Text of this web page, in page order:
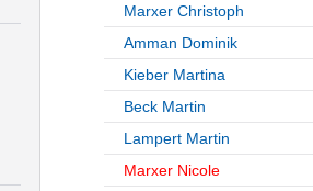
Marxer Christoph
Amman Dominik
Kieber Martina
Beck Martin
Lampert Martin
Marxer Nicole